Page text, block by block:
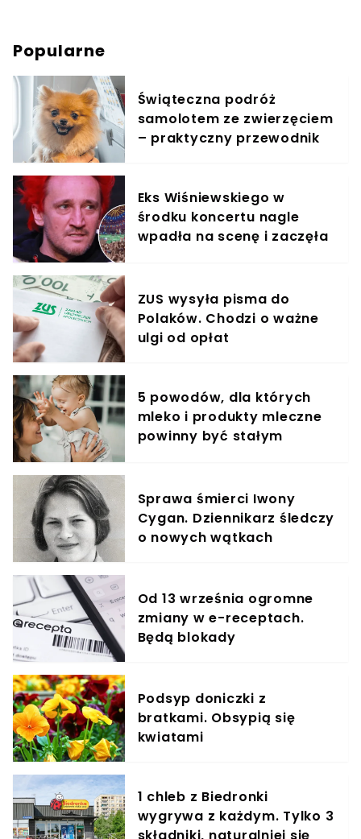
Popularne
Świąteczna podróż
samolotem ze zwierzęciem
– praktyczny przewodnik
Eks Wiśniewskiego w
środku koncertu nagle
wpadła na scenę i zaczęła
ZUS wysyła pisma do
Polaków. Chodzi o ważne
ulgi od opłat
5 powodów, dla których
mleko i produkty mleczne
powinny być stałym
Sprawa śmierci Iwony
Cygan. Dziennikarz śledczy
o nowych wątkach
Od 13 września ogromne
zmiany w e-receptach.
Będą blokady
Podsyp doniczki z
bratkami. Obsypią się
kwiatami
1 chleb z Biedronki
wygrywa z każdym. Tylko 3